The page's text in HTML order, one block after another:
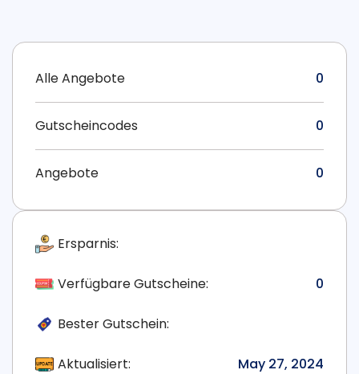
Alle Angebote 0
Gutscheincodes 0
Angebote 0
Ersparnis:
Verfügbare Gutscheine: 0
Bester Gutschein:
Aktualisiert: May 27, 2024